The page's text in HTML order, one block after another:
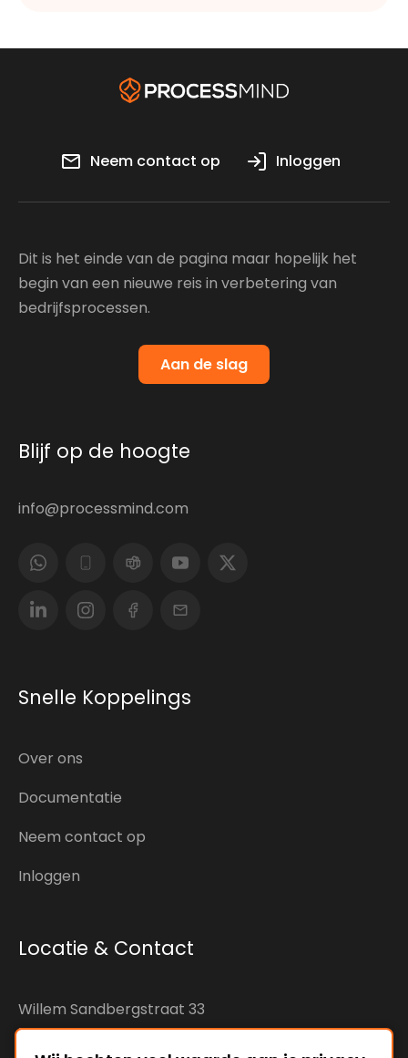
Neem contact op Inloggen
Dit is het einde van de pagina maar hopelijk het
begin van een nieuwe reis in verbetering van
bedrijfsprocessen.
Aan de slag
Blijf op de hoogte
info@processmind.com
Snelle Koppelings
Over ons
Documentatie
Neem contact op
Inloggen
Locatie & Contact
Willem Sandbergstraat 33
7425RC Deventer